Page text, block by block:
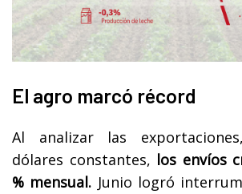
El agro marcó récord
Al analizar las
dólares constantes, los envíos
% mensual. Junio logró